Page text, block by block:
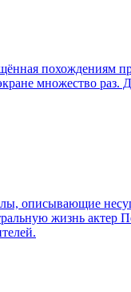
похождениям
множество
описывающие
жизнь актер